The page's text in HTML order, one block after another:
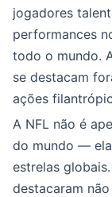
jogadores
performances
todo o mundo.
se destacam
ações
A NFL não é
do mundo —
estrelas
destacaram